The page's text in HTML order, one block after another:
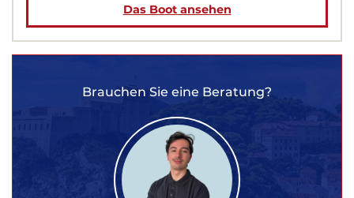
Das Boot ansehen
Brauchen Sie eine Beratung?